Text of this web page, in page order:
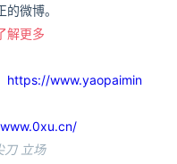
微博。
解更多
https://www.yaopaimin
刀 立场